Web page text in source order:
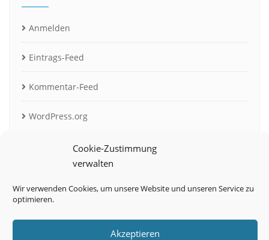
Cookie-Zustimmung
verwalten
Wir verwenden Cookies, um unsere Website und unseren Service zu
optimieren.
Akzeptieren
Anmelden
Eintrags-Feed
Kommentar-Feed
WordPress.org